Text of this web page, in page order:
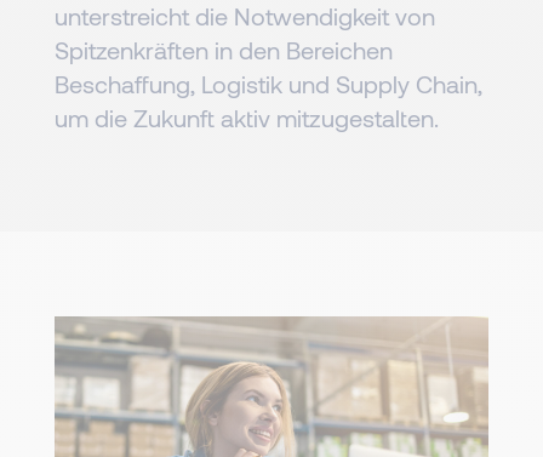
unterstreicht die Notwendigkeit von
Spitzenkräften in den Bereichen
Beschaffung, Logistik und Supply Chain,
um die Zukunft aktiv mitzugestalten.